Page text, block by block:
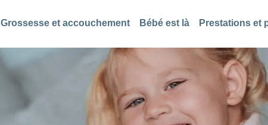
Grossesse et accouchement Bébé est là Prestations et